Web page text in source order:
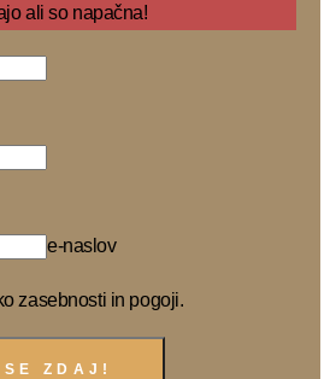
ali so napačna!
e-naslov
zasebnosti in pogoji.